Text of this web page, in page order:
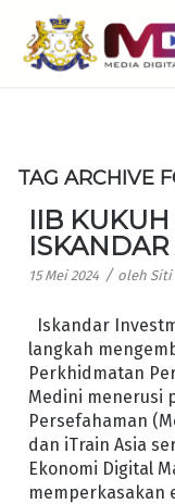
TAG ARCHIVE
IIB KUKUH
15 Mei 2024 / oleh Siti
Iskandar
langkah
Perkhidmatan
Medini menerusi
Persefahaman
dan iTrain Asia
Ekonomi Digital
memperkasakan